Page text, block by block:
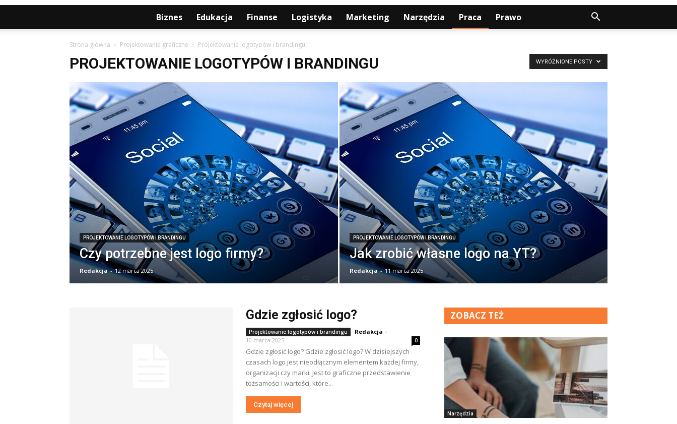
Biznes Edukacja Finanse Logistyka Marketing Narzędzia Praca Prawo
Strona główna Projektowanie graficzne Projektowanie logotypów i brandingu
PROJEKTOWANIE LOGOTYPÓW I BRANDINGU WYRÓŻNIONE POSTY
PROJEKTOWANIE LOGOTYPÓW I BRANDINGU
Czy potrzebne jest logo firmy?
Redakcja - 12 marca 2025
PROJEKTOWANIE LOGOTYPÓW I BRANDINGU
Jak zrobić własne logo na YT?
Redakcja - 11 marca 2025
Gdzie zgłosić logo?
Projektowanie logotypów i brandingu Redakcja -
10 marca 2025
0
Gdzie zgłosić logo? Gdzie zgłosić logo? W dzisiejszych
czasach logo jest nieodłącznym elementem każdej firmy,
organizacji czy marki. Jest to graficzne przedstawienie
tożsamości i wartości, które...
Czytaj więcej
ZOBACZ TEŻ
Narzędzia